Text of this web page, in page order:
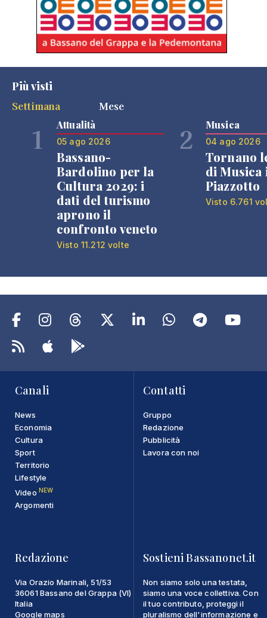
Più visti
Settimana
Mese
1 Attualità
05 ago 2026
Bassano-
Bardolino per la
Cultura 2029: i
dati del turismo
aprono il
confronto veneto
Visto 11.212 volte
2 Musica
04 ago 2026
Tornano
di Musica
Piazzotto
Visto 6.761
Canali
News
Economia
Cultura
Sport
Territorio
Lifestyle
Video NEW
Argomenti
Contatti
Gruppo
Redazione
Pubblicità
Lavora con noi
Redazione
Via Orazio Marinali, 51/53
36061 Bassano del Grappa (VI)
Italia
Google maps
Sostieni Bassanonet.it
Non siamo solo una testata,
siamo una voce collettiva. Con
il tuo contributo, proteggi il
pluralismo dell'informazione e